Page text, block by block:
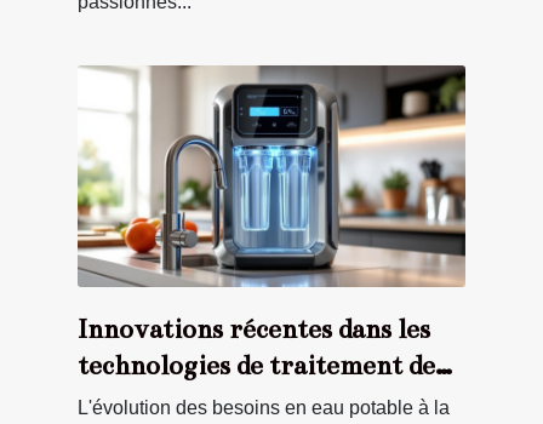
Innovations récentes dans les
technologies de traitement de
l'eau domestique
L'évolution des besoins en eau potable à la